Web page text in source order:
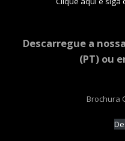
Descarregue a
(PT) ou
Brochura